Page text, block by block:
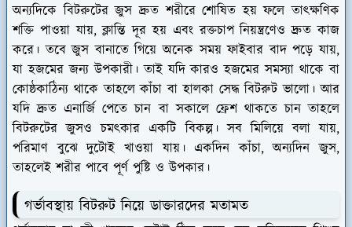
অন্যদিকে বিটরুটের জুস দ্রুত শরীরে শোষিত হয় ফলে তাৎক্ষণিক
শক্তি পাওয়া যায়, ক্লান্তি দূর হয় এবং রক্তচাপ নিয়ন্ত্রণেও দ্রুত কাজ
করে। তবে জুস বানাতে গিয়ে অনেক সময় ফাইবার বাদ পড়ে যায়,
যা হজমের জন্য উপকারী। তাই যদি কারও হজমের সমস্যা থাকে বা
কোষ্ঠকাঠিন্য থাকে তাহলে কাঁচা বা হালকা সেদ্ধ বিটরুট ভালো। আর
যদি দ্রুত এনার্জি পেতে চান বা সকালে ফ্রেশ থাকতে চান তাহলে
বিটরুটের জুসও চমৎকার একটি বিকল্প। সব মিলিয়ে বলা যায়,
পরিমাণ বুঝে দুটোই খাওয়া যায়। একদিন কাঁচা, অন্যদিন জুস,
তাহলেই শরীর পাবে পূর্ণ পুষ্টি ও উপকার।
গর্ভাবস্থায় বিটরুট নিয়ে ডাক্তারদের মতামত